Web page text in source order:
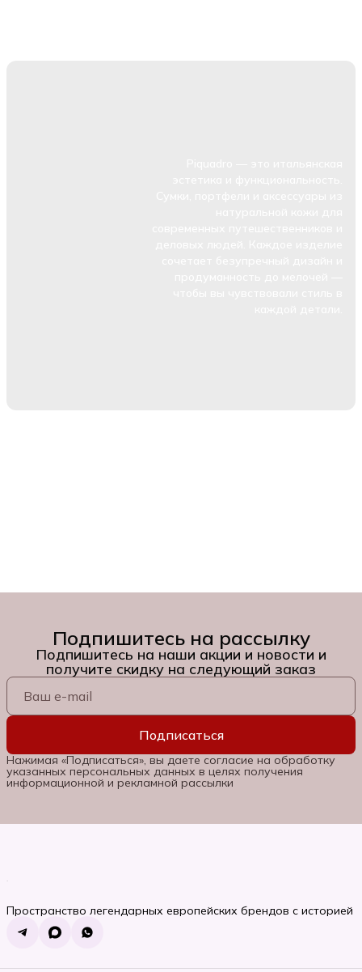
Подпишитесь на рассылку
Подпишитесь на наши акции и новости и
получите скидку на следующий заказ
Подписаться
Нажимая «Подписаться», вы даете согласие на обработку
указанных персональных данных в целях получения
информационной и рекламной рассылки
Пространство легендарных европейских брендов с историей